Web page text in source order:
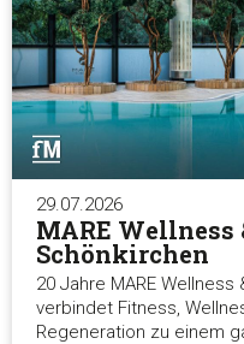
29.07.2026
MARE Wellness
Schönkirchen
20 Jahre MARE
verbindet Fitness,
Regeneration zu einem